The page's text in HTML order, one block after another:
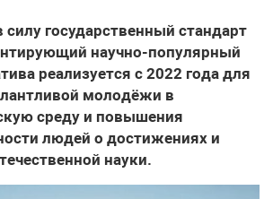
силу государственный стандарт
научно-популярный
реализуется с 2022 года для
молодёжи в
среду и повышения
людей о достижениях и
науки.